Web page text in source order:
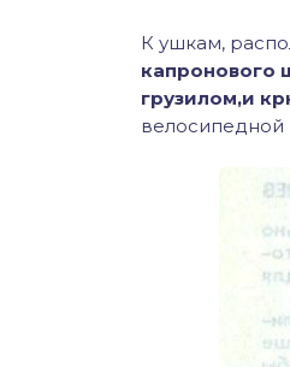
К ушкам,
капронового
грузилом,и
велосипедной